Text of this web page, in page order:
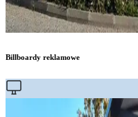
Billboardy reklamowe